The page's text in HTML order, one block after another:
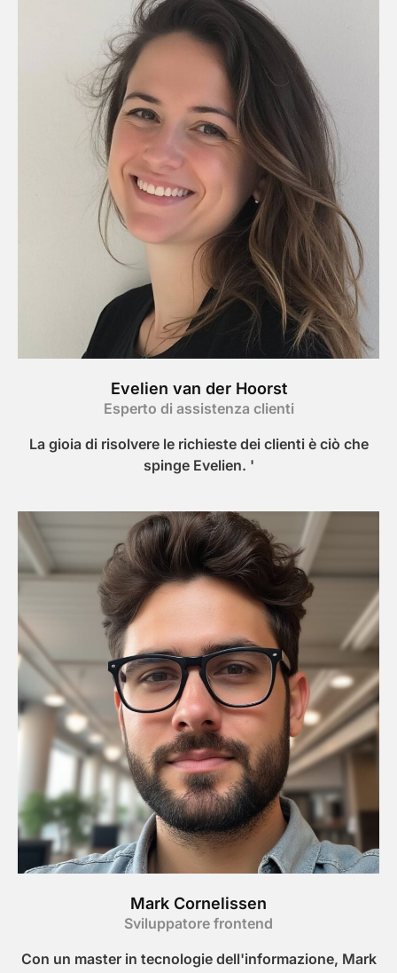
Evelien van der Hoorst
Esperto di assistenza clienti
La gioia di risolvere le richieste dei clienti è ciò che
spinge Evelien. '
Mark Cornelissen
Sviluppatore frontend
Con un master in tecnologie dell'informazione, Mark